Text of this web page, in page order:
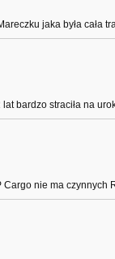
jaka była cała
bardzo straciła na
Cargo nie ma czynnych